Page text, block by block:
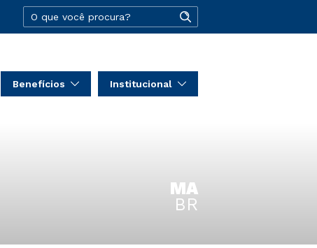
Benefícios Institucional
MA
BR